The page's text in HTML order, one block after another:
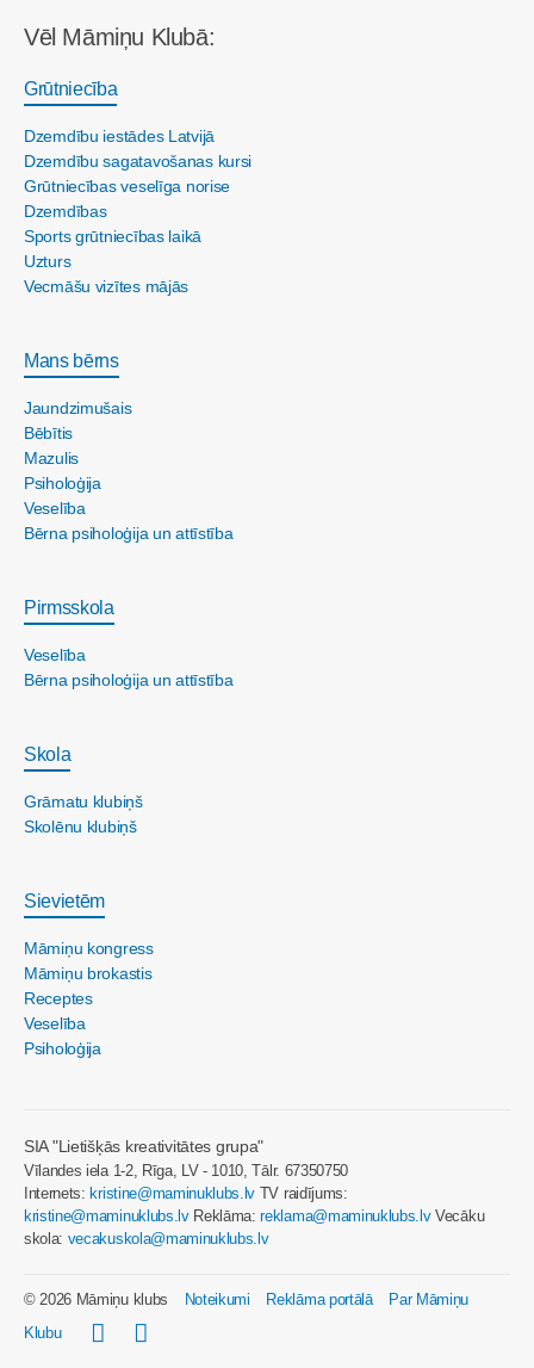
Vēl Māmiņu Klubā:
Grūtniecība
Dzemdību iestādes Latvijā
Dzemdību sagatavošanas kursi
Grūtniecības veselīga norise
Dzemdības
Sports grūtniecības laikā
Uzturs
Vecmāšu vizītes mājās
Mans bērns
Jaundzimušais
Bēbītis
Mazulis
Psiholoģija
Veselība
Bērna psiholoģija un attīstība
Pirmsskola
Veselība
Bērna psiholoģija un attīstība
Skola
Grāmatu klubiņš
Skolēnu klubiņš
Sievietēm
Māmiņu kongress
Māmiņu brokastis
Receptes
Veselība
Psiholoģija
SIA "Lietišķās kreativitātes grupa"
Vīlandes iela 1-2, Rīga, LV - 1010, Tālr. 67350750
Internets: kristine@maminuklubs.lv TV raidījums:
kristine@maminuklubs.lvReklāma:reklama@maminuklubs.lvVecāku
skola: vecakuskola@maminuklubs.lv
© 2026 Māmiņu klubs Noteikumi Reklāma portālā
Par Māmiņu
Klubu